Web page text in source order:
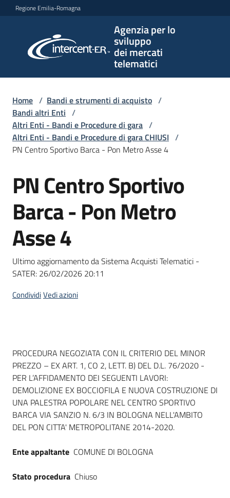
Vai al contenuto
Vai alla navigazione
Vai al footer
Regione Emilia-Romagna
Agenzia per lo
sviluppo
dei mercati
telematici
per lo
sviluppo
telematici
L'Agenzia
Bandi
strumenti
acquisto
Supporto
English
site
su
Home / Bandi e strumenti di acquisto /
Bandi altri Enti /
Altri Enti - Bandi e Procedure di gara /
Altri Enti - Bandi e Procedure di gara CHIUSI /
PN Centro Sportivo Barca - Pon Metro Asse 4
Salta al contenuto
PN Centro Sportivo
Barca - Pon Metro
Asse 4
Ultimo aggiornamento da Sistema Acquisti Telematici -
SATER: 26/02/2026 20:11
CondividiVedi azioni
Dati del bando
PROCEDURA NEGOZIATA CON IL CRITERIO DEL MINOR
PREZZO – EX ART. 1, CO 2, LETT. B) DEL D.L. 76/2020 -
PER L’AFFIDAMENTO DEI SEGUENTI LAVORI:
DEMOLIZIONE EX BOCCIOFILA E NUOVA COSTRUZIONE DI
UNA PALESTRA POPOLARE NEL CENTRO SPORTIVO
BARCA VIA SANZIO N. 6/3 IN BOLOGNA NELL'AMBITO
DEL PON CITTA' METROPOLITANE 2014-2020.
Ente appaltante COMUNE DI BOLOGNA
Stato procedura Chiuso